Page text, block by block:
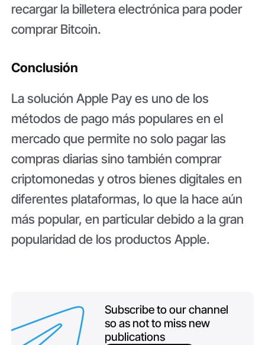
recargar la billetera electrónica para poder
comprar Bitcoin.
Conclusión
La solución Apple Pay es uno de los
métodos de pago más populares en el
mercado que permite no solo pagar las
compras diarias sino también comprar
criptomonedas y otros bienes digitales en
diferentes plataformas, lo que la hace aún
más popular, en particular debido a la gran
popularidad de los productos Apple.
Subscribe to our channel
so as not to miss new
publications